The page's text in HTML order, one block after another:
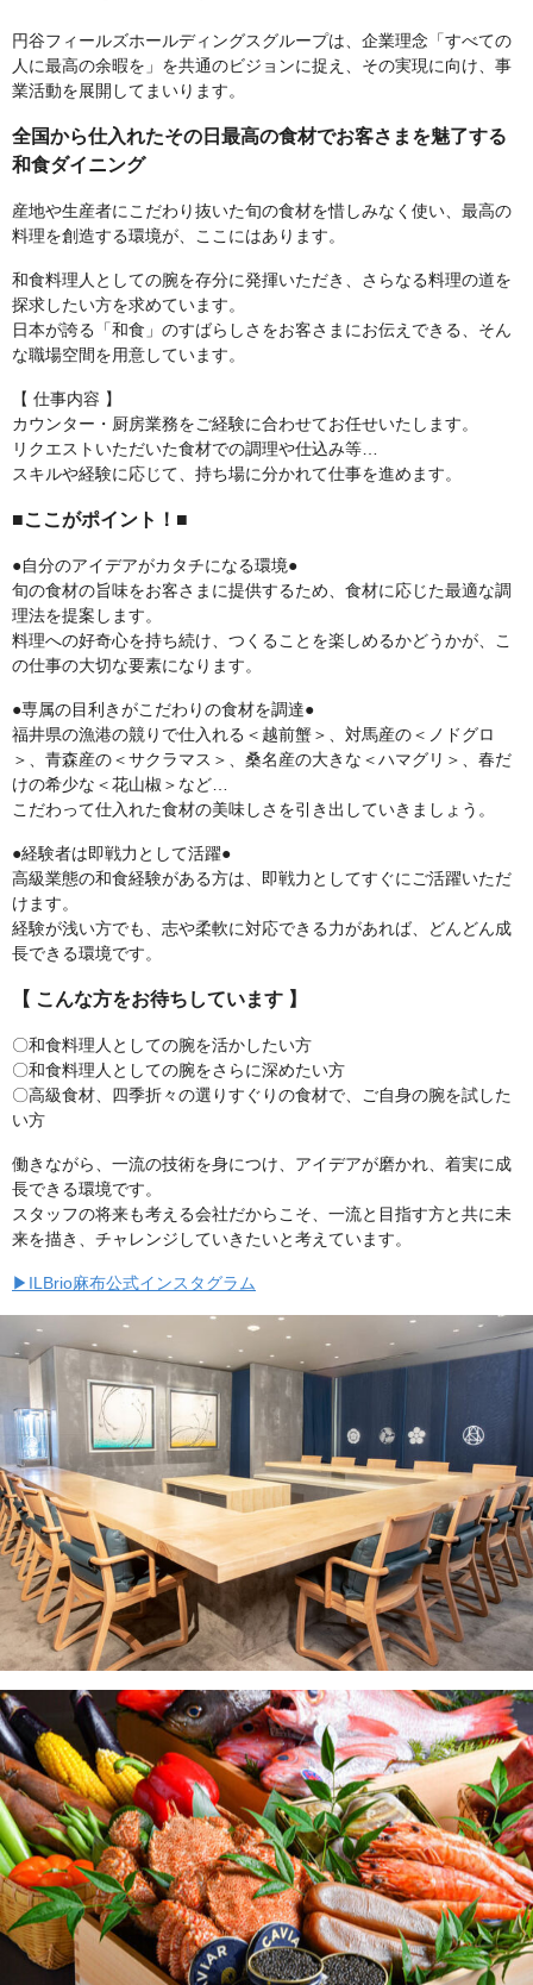
円谷フィールズホールディングスグループは、企業理念「すべての
人に最高の余暇を」を共通のビジョンに捉え、その実現に向け、事
業活動を展開してまいります。
全国から仕入れたその日最高の食材でお客さまを魅了する
和食ダイニング
産地や生産者にこだわり抜いた旬の食材を惜しみなく使い、最高の
料理を創造する環境が、ここにはあります。
和食料理人としての腕を存分に発揮いただき、さらなる料理の道を
探求したい方を求めています。
日本が誇る「和食」のすばらしさをお客さまにお伝えできる、そん
な職場空間を用意しています。
【 仕事内容 】
カウンター・厨房業務をご経験に合わせてお任せいたします。
リクエストいただいた食材での調理や仕込み等…
スキルや経験に応じて、持ち場に分かれて仕事を進めます。
■ここがポイント！■
●自分のアイデアがカタチになる環境●
旬の食材の旨味をお客さまに提供するため、食材に応じた最適な調
理法を提案します。
料理への好奇心を持ち続け、つくることを楽しめるかどうかが、こ
の仕事の大切な要素になります。
●専属の目利きがこだわりの食材を調達●
福井県の漁港の競りで仕入れる＜越前蟹＞、対馬産の＜ノドグロ
＞、青森産の＜サクラマス＞、桑名産の大きな＜ハマグリ＞、春だ
けの希少な＜花山椒＞など…
こだわって仕入れた食材の美味しさを引き出していきましょう。
●経験者は即戦力として活躍●
高級業態の和食経験がある方は、即戦力としてすぐにご活躍いただ
けます。
経験が浅い方でも、志や柔軟に対応できる力があれば、どんどん成
長できる環境です。
【 こんな方をお待ちしています 】
〇和食料理人としての腕を活かしたい方
〇和食料理人としての腕をさらに深めたい方
〇高級食材、四季折々の選りすぐりの食材で、ご自身の腕を試した
い方
働きながら、一流の技術を身につけ、アイデアが磨かれ、着実に成
長できる環境です。
スタッフの将来も考える会社だからこそ、一流と目指す方と共に未
来を描き、チャレンジしていきたいと考えています。
▶ILBrio麻布公式インスタグラム